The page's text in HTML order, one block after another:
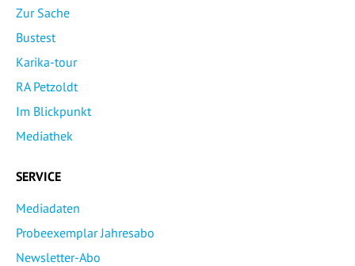
Zur Sache
Bustest
Karika-tour
RA Petzoldt
Im Blickpunkt
Mediathek
SERVICE
Mediadaten
Probeexemplar Jahresabo
Newsletter-Abo